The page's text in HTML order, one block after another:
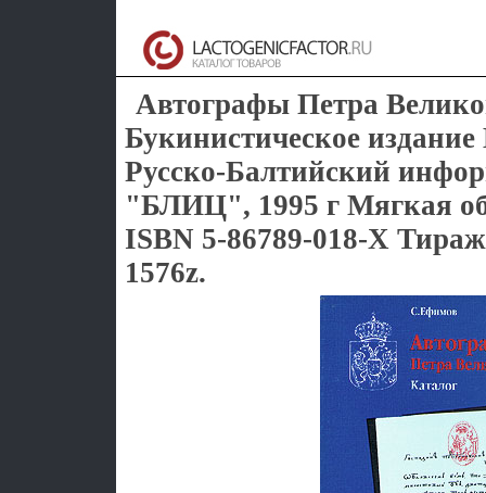
Автографы Петра
Букинистическое издание
Русско-Балтийский
"БЛИЦ", 1995 г Мягкая
ISBN 5-86789-018-Х
1576z.